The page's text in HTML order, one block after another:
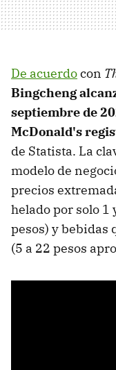
De acuerdocon
Bingcheng
septiembre de
McDonald's
de Statista. La
modelo de
precios
helado por solo
pesos) y bebidas
(5 a 22 pesos